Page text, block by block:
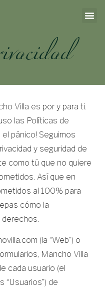
Villa es por y para ti.
las Políticas de
el pánico! Seguimos
y seguridad de
como tú que no quiere
Así que en
al 100% para
cómo la
(la “Web”) o
Mancho Villa
cada usuario (el
“Usuarios”) de